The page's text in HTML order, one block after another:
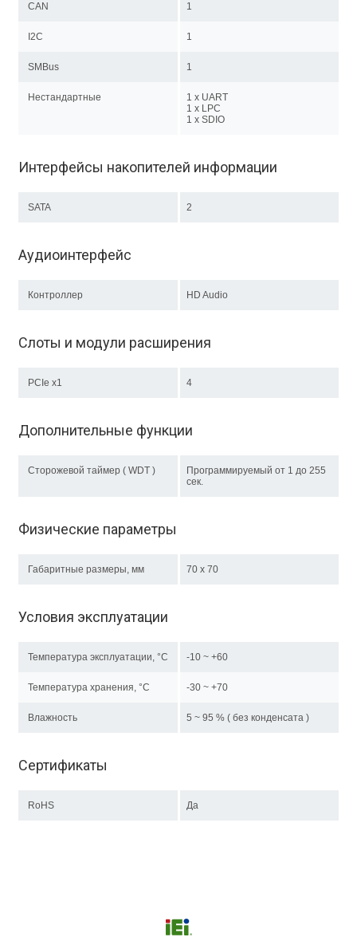
CAN 1
I2C 1
SMBus 1
Нестандартные
1 x UART
1 х LPC
1 х SDIO
Интерфейсы накопителей информации
SATA 2
Аудиоинтерфейс
Контроллер HD Audio
Слоты и модули расширения
PCIe x1 4
Дополнительные функции
Сторожевой таймер ( WDT )
Программируемый от 1 до 255
сек.
Физические параметры
Габаритные размеры, мм 70 x 70
Условия эксплуатации
Температура эксплуатации, °C -10 ~ +60
Температура хранения, °C -30 ~ +70
Влажность 5 ~ 95 % ( без конденсата )
Сертификаты
RoHS Да